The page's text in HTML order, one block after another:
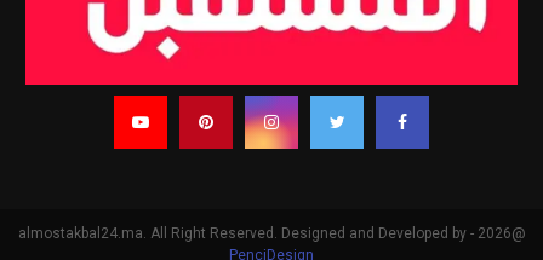
@2026 - almostakbal24.ma. All Right Reserved. Designed and Developed by
PenciDesign